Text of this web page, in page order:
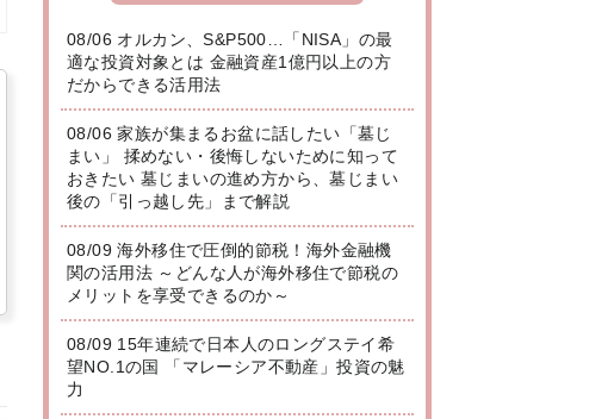
08/06 オルカン、S&P500…「NISA」の最
適な投資対象とは 金融資産1億円以上の方
だからできる活用法
08/06 家族が集まるお盆に話したい「墓じ
まい」 揉めない・後悔しないために知って
おきたい 墓じまいの進め方から、墓じまい
後の「引っ越し先」まで解説
08/09 海外移住で圧倒的節税！海外金融機
関の活用法 ～どんな人が海外移住で節税の
メリットを享受できるのか～
08/09 15年連続で日本人のロングステイ希
望NO.1の国 「マレーシア不動産」投資の魅
力